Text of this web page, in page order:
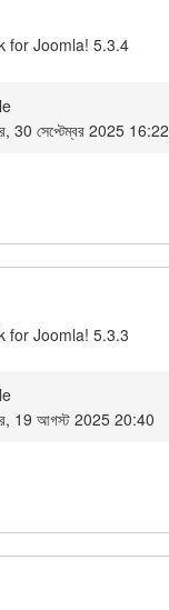
for Joomla! 5.3.4
30 সেপ্টেম্বর 2025 16:22
for Joomla! 5.3.3
19 আগস্ট 2025 20:40